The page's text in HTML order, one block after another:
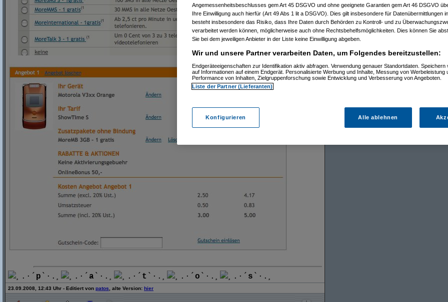
¸.·´ p `·.¸ ¸.·´ a `·.¸ ¸.·´ t `·.¸ ¸.·´ o `·.¸ ¸.·´ s `·.¸
23.09.2008, 12:43 Uhr - Editiert von patos , alte Version: hier
Angemessenheitsbeschlusses gem Art 45 DSGVO und ohne geeignete Garantien gem Art 46 DSGVO
Ihre Einwilligung auch hierfür (Art 49 Abs 1 lit a DSGVO). Dies gilt insbesondere für Datenübermittlungen
besteht insbesondere das Risiko, dass Ihre Daten durch Behörden zu Kontroll- und zu
verarbeitet werden können, möglicherweise auch ohne Rechtsbehelfsmöglichkeiten. Dies können Sie
Sie bei dem jeweiligen Anbieter in der Liste keine Einwilligung abgeben.
Wir und unsere Partner verarbeiten Daten, um Folgendes bereitzustellen:
Endgeräteeigenschaften zur Identifikation aktiv abfragen. Verwendung genauer Standortdaten. Speichern
auf Informationen auf einem Endgerät. Personalisierte Werbung und Inhalte, Messung von Werbeleistung
Performance von Inhalten, Zielgruppenforschung sowie Entwicklung und Verbesserung von Angeboten.
Liste der Partner (Lieferanten)
Konfigurieren Alle ablehnen